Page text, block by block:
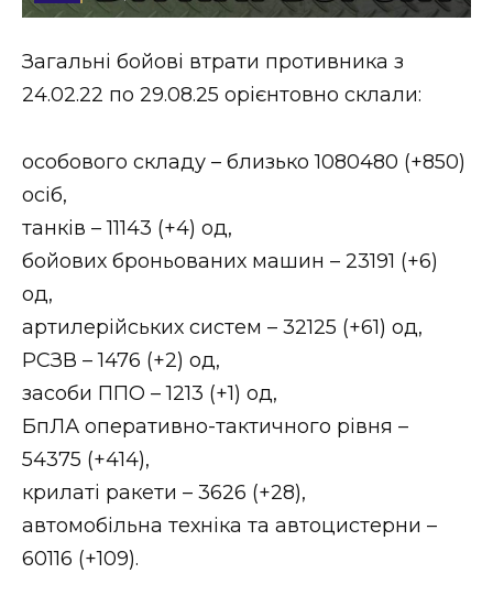
Стиль життя
Втрачений Ужгород
ЗАКАРПАТСЬКІ НОВИНИ
НОВИНИ ЗАХІДНОЇ УКРАЇНИ
ФОТО
ВІДЕО
Загальні бойові втрати противника з
24.02.22 по 29.08.25 орієнтовно склали:
особового складу – близько 1080480 (+850)
осіб,
танків – 11143 (+4) од,
бойових броньованих машин – 23191 (+6)
од,
артилерійських систем – 32125 (+61) од,
РСЗВ – 1476 (+2) од,
засоби ППО – 1213 (+1) од,
БпЛА оперативно-тактичного рівня –
54375 (+414),
крилаті ракети – 3626 (+28),
автомобільна техніка та автоцистерни –
60116 (+109).